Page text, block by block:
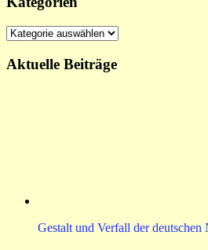
Kategorien
Aktuelle Beiträge
Gestalt und Verfall der deutschen